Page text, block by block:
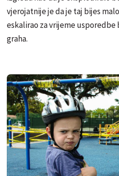
vjerojatnije je da je taj bijes
eskalirao za vrijeme usporedbe
graha.